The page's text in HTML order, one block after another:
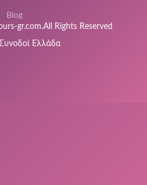
Blog
gr.com.All Rights Reserved
Ελλάδα